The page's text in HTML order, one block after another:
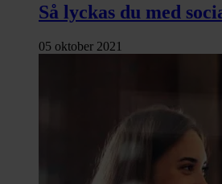
Så lyckas du med
05 oktober 2021